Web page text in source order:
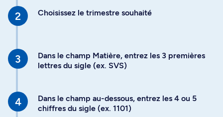
Choisissez le trimestre souhaité
Dans le champ Matière, entrez les 3 premières
lettres du sigle (ex. SVS)
Dans le champ au-dessous, entrez les 4 ou 5
chiffres du sigle (ex. 1101)